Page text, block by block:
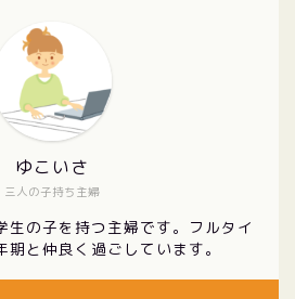
三人の子持ち主婦
ゆこいさ
生の子を持つ主婦です。フルタイ
と仲良く過ごしています。